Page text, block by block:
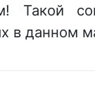
Такой
в данном